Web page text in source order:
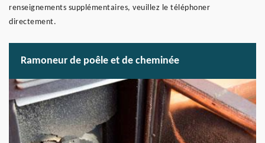
renseignements supplémentaires, veuillez le téléphoner
directement.
Ramoneur de poêle et de cheminée